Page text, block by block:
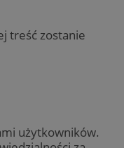
treść zostanie
użytkowników.